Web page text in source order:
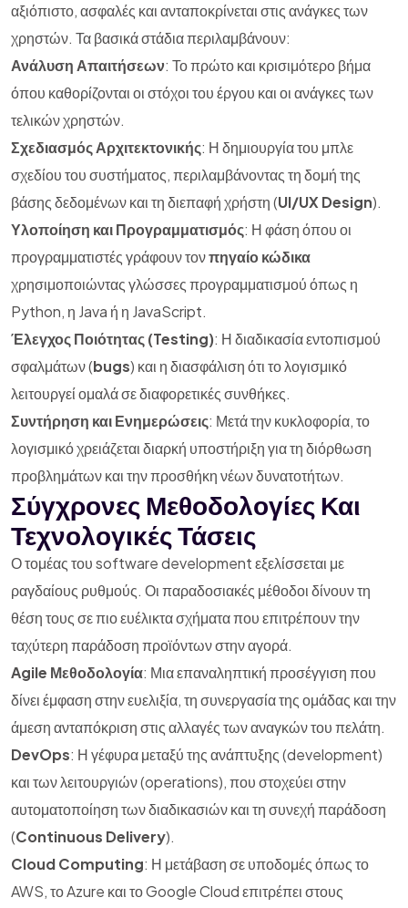
αξιόπιστο, ασφαλές και ανταποκρίνεται στις ανάγκες των
χρηστών. Τα βασικά στάδια περιλαμβάνουν:
Ανάλυση Απαιτήσεων: Το πρώτο και κρισιμότερο βήμα
όπου καθορίζονται οι στόχοι του έργου και οι ανάγκες των
τελικών χρηστών.
Σχεδιασμός Αρχιτεκτονικής: Η δημιουργία του μπλε
σχεδίου του συστήματος, περιλαμβάνοντας τη δομή της
βάσης δεδομένων και τη διεπαφή χρήστη (UI/UX Design).
Υλοποίηση και Προγραμματισμός: Η φάση όπου οι
προγραμματιστές γράφουν τονπηγαίο κώδικα
χρησιμοποιώντας γλώσσες προγραμματισμού όπως η
Python, η Java ή η JavaScript.
Έλεγχος Ποιότητας (Testing): Η διαδικασία εντοπισμού
σφαλμάτων (bugs) και η διασφάλιση ότι το λογισμικό
λειτουργεί ομαλά σε διαφορετικές συνθήκες.
Συντήρηση και Ενημερώσεις: Μετά την κυκλοφορία, το
λογισμικό χρειάζεται διαρκή υποστήριξη για τη διόρθωση
προβλημάτων και την προσθήκη νέων δυνατοτήτων.
Σύγχρονες Μεθοδολογίες Και
Τεχνολογικές Τάσεις
Ο τομέας του software development εξελίσσεται με
ραγδαίους ρυθμούς. Οι παραδοσιακές μέθοδοι δίνουν τη
θέση τους σε πιο ευέλικτα σχήματα που επιτρέπουν την
ταχύτερη παράδοση προϊόντων στην αγορά.
Agile Μεθοδολογία: Μια επαναληπτική προσέγγιση που
δίνει έμφαση στην ευελιξία, τη συνεργασία της ομάδας και την
άμεση ανταπόκριση στις αλλαγές των αναγκών του πελάτη.
DevOps: Η γέφυρα μεταξύ της ανάπτυξης (development)
και των λειτουργιών (operations), που στοχεύει στην
αυτοματοποίηση των διαδικασιών και τη συνεχή παράδοση
(Continuous Delivery).
Cloud Computing: Η μετάβαση σε υποδομές όπως το
AWS, το Azure και το Google Cloud επιτρέπει στους